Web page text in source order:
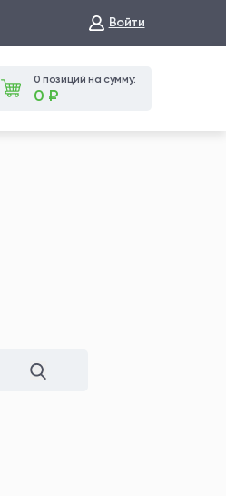
Войти
0 позиций на сумму:
0 ₽